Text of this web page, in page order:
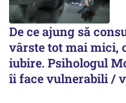
De ce ajung să
vârste tot mai mici,
iubire. Psihologul
îi face vulnerabili /